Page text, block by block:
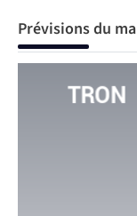
Prévisions du